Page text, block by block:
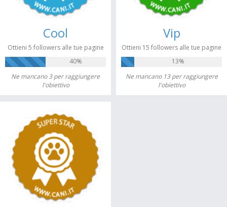
Cool
Ottieni 5 followers alle tue pagine
40%
Ne mancano 3 per raggiungere
l'obiettivo
Vip
Ottieni 15 followers alle tue pagine
13%
Ne mancano 13 per raggiungere
l'obiettivo